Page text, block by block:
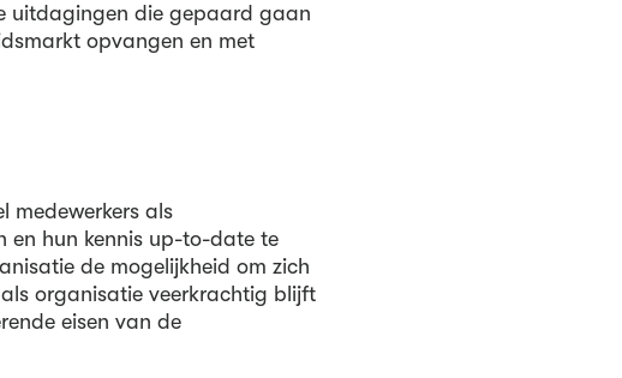
uitdagingen die gepaard gaan
opvangen en met
medewerkers als
en hun kennis up-to-date te
de mogelijkheid om zich
organisatie veerkrachtig blijft
eisen van de